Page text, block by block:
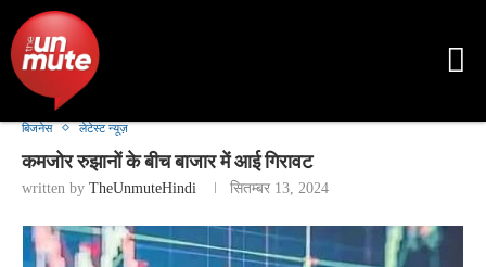
बिजनेस लेटेस्ट न्यूज़
कमजोर रुझानों के बीच बाजार में आई गिरावट
written by TheUnmuteHindi सितम्बर 13, 2024